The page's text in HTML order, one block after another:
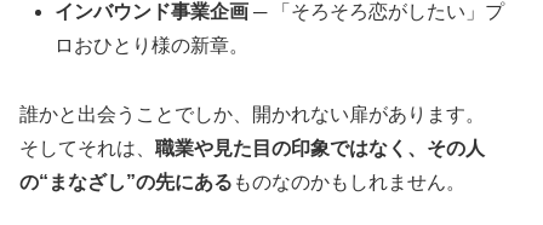
インバウンド事業企画 ─ 「そろそろ恋がしたい」プ
ロおひとり様の新章。
誰かと出会うことでしか、開かれない扉があります。
そしてそれは、 職業や見た目の印象ではなく、その人
の“まなざし”の先にある ものなのかもしれません。